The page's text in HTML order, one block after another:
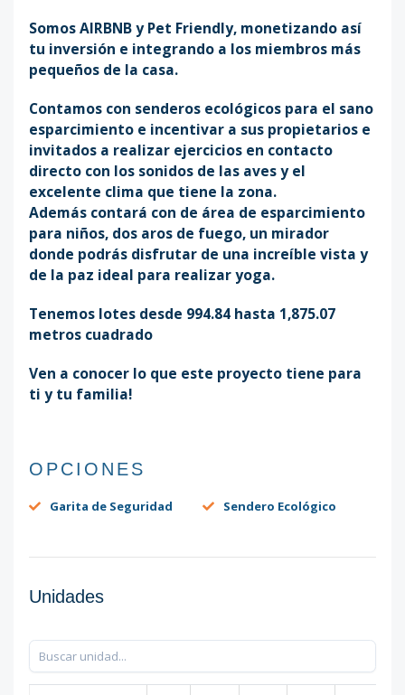
Somos AIRBNB y Pet Friendly, monetizando así
tu inversión e integrando a los miembros más
pequeños de la casa.
Contamos con senderos ecológicos para el sano
esparcimiento e incentivar a sus propietarios e
invitados a realizar ejercicios en contacto
directo con los sonidos de las aves y el
excelente clima que tiene la zona.
Además contará con de área de esparcimiento
para niños, dos aros de fuego, un mirador
donde podrás disfrutar de una increíble vista y
de la paz ideal para realizar yoga.
Tenemos lotes desde 994.84 hasta 1,875.07
metros cuadrado
Ven a conocer lo que este proyecto tiene para
ti y tu familia!
OPCIONES
Garita de Seguridad Sendero Ecológico
Unidades